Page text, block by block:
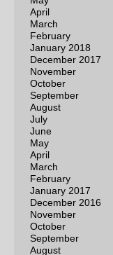
April
March
February
January 2018
December 2017
November
October
September
August
July
June
May
April
March
February
January 2017
December 2016
November
October
September
August